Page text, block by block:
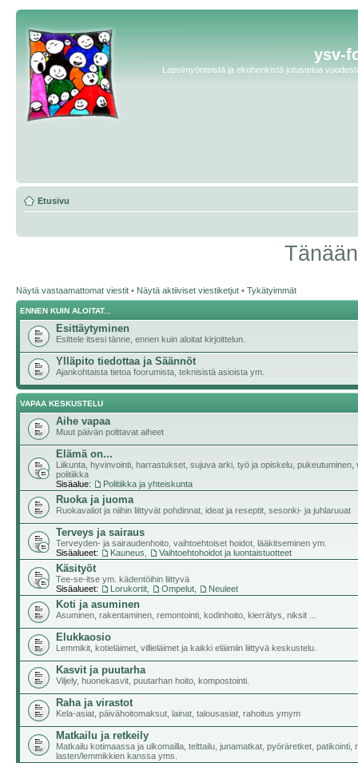
ysv-
Lapsimyönteistä ja ekohenkistä jutustelua
Etusivu
Näytä vastaamattomat viestit • Näytä aktiiviset viestiketjut • Tykätyimmät
ENNEN KUIN ALOITAT...
Esittäytyminen
Esittele itsesi tänne, ennen kuin aloitat kirjoittelun.
Ylläpito tiedottaa ja Säännöt
Ajankohtaista tietoa foorumista, teknisistä asioista ym.
VAPAA KESKUSTELU
Aihe vapaa
Muut päivän polttavat aiheet
Elämä on...
Liikunta, hyvinvointi, harrastukset, sujuva arki, työ ja opiskelu, pukeutuminen,
politiikka
Sisäalue:
Politiikka ja yhteiskunta
Ruoka ja juoma
Ruokavaliot ja niihin liittyvät pohdinnat, ideat ja reseptit, sesonki- ja juhlaruuat
Terveys ja sairaus
Terveyden- ja sairaudenhoito, vaihtoehtoiset hoidot, lääkitseminen ym.
Sisäalueet:
Kauneus Vaihtoehtohoidot ja luontaistuotteet
Käsityöt
Tee-se-itse ym. kädentöihin liittyvä
Sisäalueet:
Lorukortit Ompelut Neuleet
Koti ja asuminen
Asuminen, rakentaminen, remontointi, kodinhoito, kierrätys, niksit ...
Elukkaosio
Lemmikit, kotieläimet, villieläimet ja kaikki eläimiin liittyvä keskustelu.
Kasvit ja puutarha
Viljely, huonekasvit, puutarhan hoito, kompostointi.
Raha ja virastot
Kela-asiat, päivähoitomaksut, lainat, talousasiat, rahoitus ymym
Matkailu ja retkeily
Matkailu kotimaassa ja ulkomailla, telttailu, junamatkat, pyöräretket, patikointi,
lasten/lemmikkien kanssa yms.